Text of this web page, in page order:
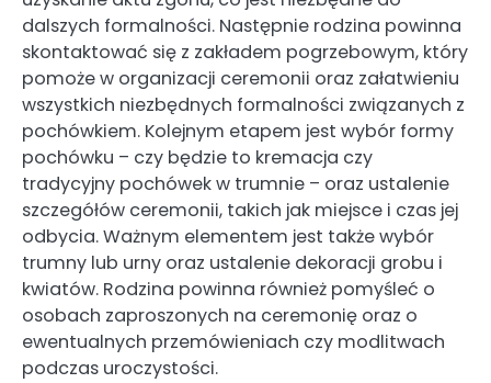
dalszych formalności. Następnie rodzina powinna
skontaktować się z zakładem pogrzebowym, który
pomoże w organizacji ceremonii oraz załatwieniu
wszystkich niezbędnych formalności związanych z
pochówkiem. Kolejnym etapem jest wybór formy
pochówku – czy będzie to kremacja czy
tradycyjny pochówek w trumnie – oraz ustalenie
szczegółów ceremonii, takich jak miejsce i czas jej
odbycia. Ważnym elementem jest także wybór
trumny lub urny oraz ustalenie dekoracji grobu i
kwiatów. Rodzina powinna również pomyśleć o
osobach zaproszonych na ceremonię oraz o
ewentualnych przemówieniach czy modlitwach
podczas uroczystości.